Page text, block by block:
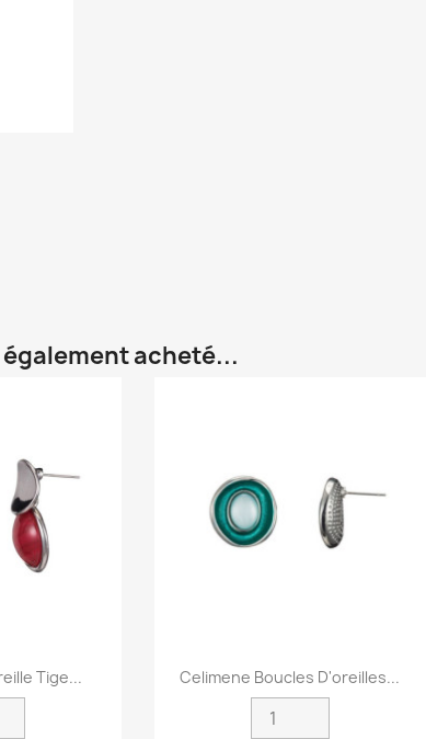
acheté...
rapide
Tige... Aperçu rapide
Celimene Boucles D'oreilles...